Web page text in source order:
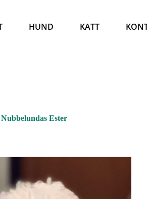
HUND KATT
Nubbelundas Ester